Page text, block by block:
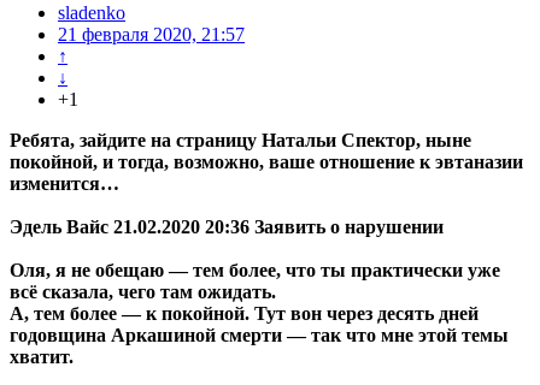
sladenko
21 февраля 2020, 21:57
↑
↓
+1
Ребята, зайдите на страницу Натальи Спектор, ныне
покойной, и тогда, возможно, ваше отношение к эвтаназии
изменится…
Эдель Вайс 21.02.2020 20:36 Заявить о нарушении
Оля, я не обещаю — тем более, что ты практически уже
всё сказала, чего там ожидать.
А, тем более — к покойной. Тут вон через десять дней
годовщина Аркашиной смерти — так что мне этой темы
хватит.